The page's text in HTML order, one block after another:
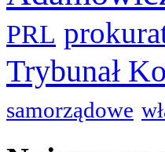
PRL
Trybunał
samorządowe